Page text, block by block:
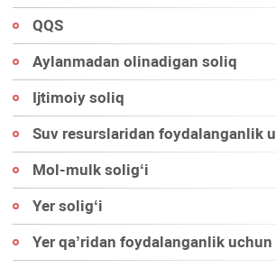
QQS
Aylanmadan olinadigan soliq
Ijtimoiy soliq
Suv resurslaridan foydalanganlik
Mol-mulk soligʻi
Yer soligʻi
Yer qa’ridan foydalanganlik